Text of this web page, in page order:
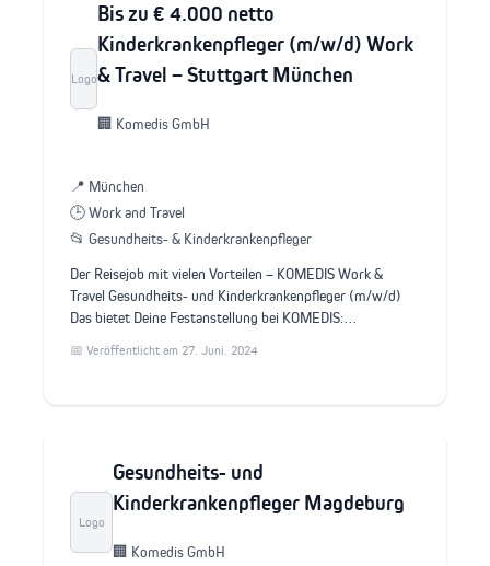
Logo
Bis zu € 4.000 netto
Kinderkrankenpfleger (m/w/d) Work
& Travel – Stuttgart München
🏢 Komedis GmbH
📍 München
🕒 Work and Travel
📂 Gesundheits- & Kinderkrankenpfleger
Der Reisejob mit vielen Vorteilen – KOMEDIS Work &
Travel Gesundheits- und Kinderkrankenpfleger (m/w/d)
Das bietet Deine Festanstellung bei KOMEDIS:…
📅 Veröffentlicht am 27. Juni. 2024
Logo
Gesundheits- und
Kinderkrankenpfleger Magdeburg
🏢 Komedis GmbH